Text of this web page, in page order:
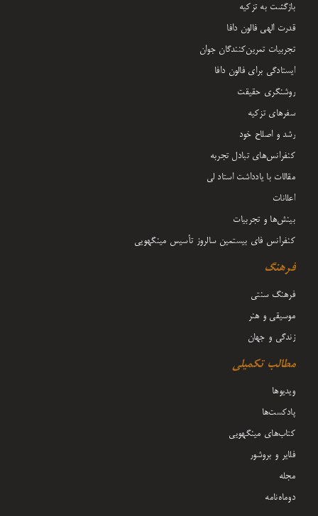
بازگشت به تزکیه
قدرت الهی فالون دافا
تجربیات تمرین‌کنندگان جوان
ایستادگی برای فالون دافا
روشنگری حقیقت
سفرهای تزکیه
رشد و اصلاح خود
کنفرانس‌های تبادل تجربه
مقالات با یادداشت‌ استاد لی
اعلانات
بینش‌ها و تجربیات
کنفرانس فای بیستمین سالروز تأسیس مینگهویی
فرهنگ
فرهنگ سنتی
موسیقی و هنر
زندگی و جهان
مطالب تکمیلی
ویدیوها
پادکست‌ها
کتاب‌های مینگهویی
فلایر و بروشور
مجله
دوماه‌نامه